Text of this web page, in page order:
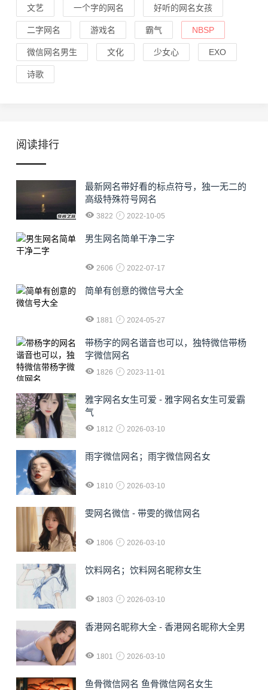
文艺 一个字的网名 好听的网名女孩
二字网名 游戏名 霸气 NBSP
微信网名男生 文化 少女心 EXO
诗歌
阅读排行
最新网名带好看的标点符号，独一无二的
高级特殊符号网名
3822 2022-10-05
男生网名简单干净二字
2606 2022-07-17
简单有创意的微信号大全
1881 2024-05-27
​带杨字的网名谐音也可以，独特微信带杨
字微信网名
1826 2023-11-01
雅字网名女生可爱 - 雅字网名女生可爱霸
气
1812 2026-03-10
雨字微信网名；雨字微信网名女
1810 2026-03-10
雯网名微信 - 带雯的微信网名
1806 2026-03-10
饮料网名；饮料网名昵称女生
1803 2026-03-10
香港网名昵称大全 - 香港网名昵称大全男
1801 2026-03-10
鱼骨微信网名 鱼骨微信网名女生